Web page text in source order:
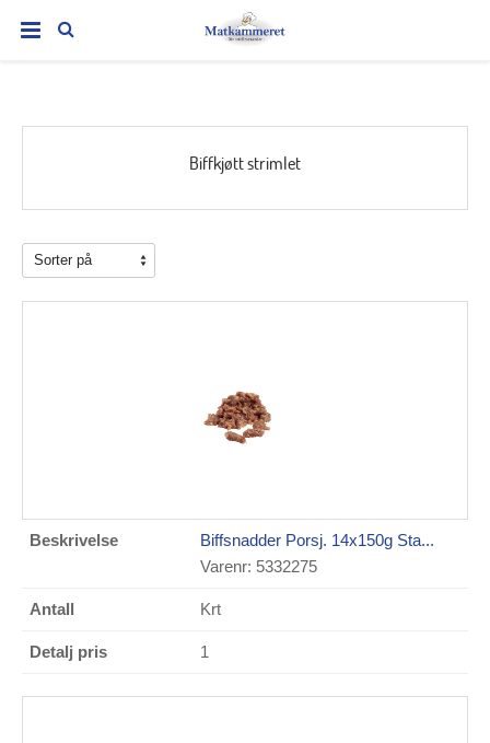
Biffkjøtt strimlet
Biffsnadder Porsj. 14x150g Sta...
Varenr: 5332275
Krt
1